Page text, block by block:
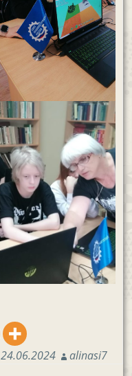
24.06.2024 alinasi7